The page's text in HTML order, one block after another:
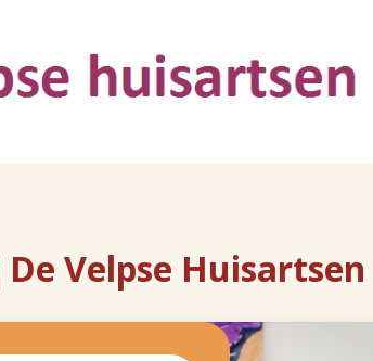
De Velpse Huisartsen